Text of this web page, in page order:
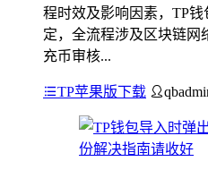
程时效及影响因素，TP
定，全流程涉及区块链网
充币审核...
TP苹果版下载